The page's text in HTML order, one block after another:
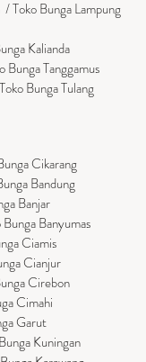
Toko Bunga Lampung
Kalianda
Bunga Tanggamus
Bunga Tulang
a Cikarang
Bandung
Banjar
Banyumas
Ciamis
Cianjur
Cirebon
Cimahi
Garut
Kuningan